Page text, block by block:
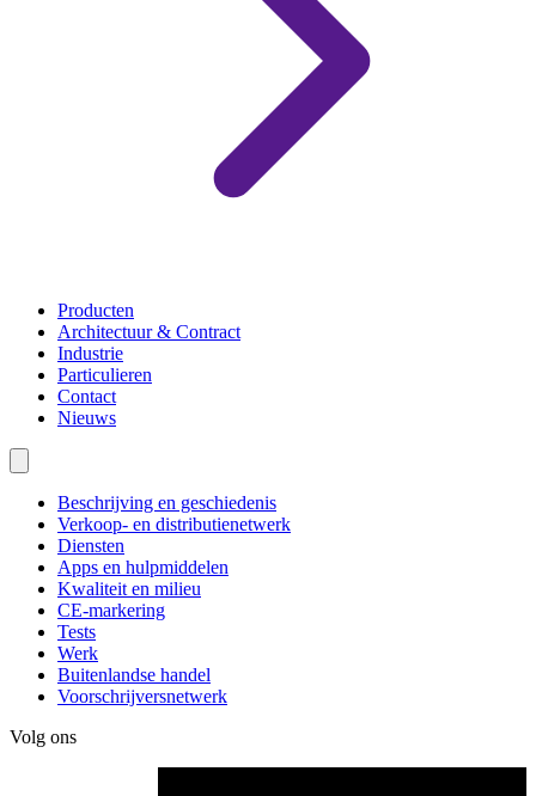
Producten
Architectuur & Contract
Industrie
Particulieren
Contact
Nieuws
Beschrijving en geschiedenis
Verkoop- en distributienetwerk
Diensten
Apps en hulpmiddelen
Kwaliteit en milieu
CE-markering
Tests
Werk
Buitenlandse handel
Voorschrijversnetwerk
Volg ons